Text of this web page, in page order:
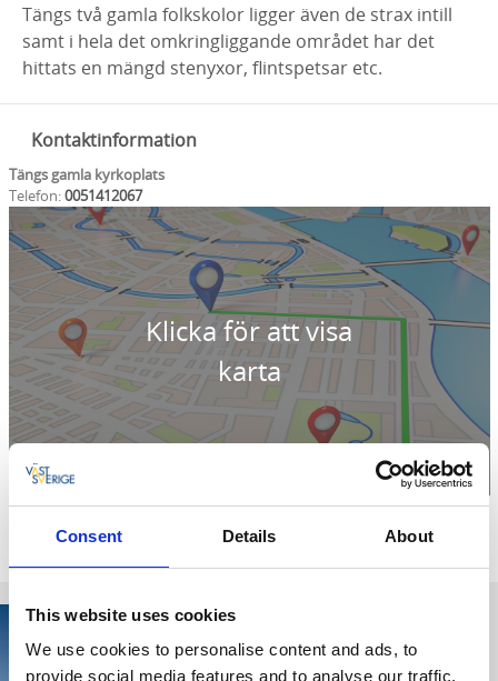
Consent Details About
This website uses cookies
We use cookies to personalise content and ads, to
provide social media features and to analyse our traffic.
Tängs två gamla folkskolor ligger även de strax intill
samt i hela det omkringliggande området har det
hittats en mängd stenyxor, flintspetsar etc.
Kontaktinformation
Tängs gamla kyrkoplats
Telefon:0051412067
Klicka för att visa
karta
Relaterade sidor